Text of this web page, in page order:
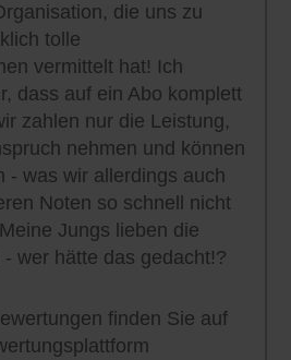
die uns zu
tolle
vermittelt hat! Ich
dass auf ein Abo komplett
zahlen nur die Leistung,
nehmen und können
- was wir allerdings auch
Noten so schnell nicht
Jungs lieben die
wer hätte das gedacht!?
finden Sie auf